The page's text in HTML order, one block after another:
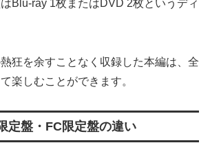
Blu-ray 1枚またはDVD 2枚というディ
狂を余すことなく収録した本編は、全
楽しむことができます。
定盤・FC限定盤の違い